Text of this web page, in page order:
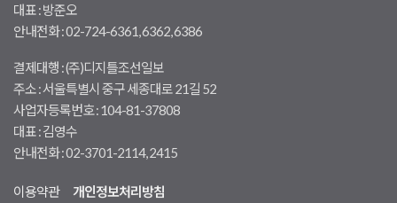
대표 : 방준오
안내전화 : 02-724-6361, 6362, 6386
결제대행 : (주)디지틀조선일보
주소 : 서울특별시 중구 세종대로 21길 52
사업자등록번호 : 104-81-37808
대표 : 김영수
안내전화 : 02-3701-2114, 2415
이용약관 개인정보처리방침